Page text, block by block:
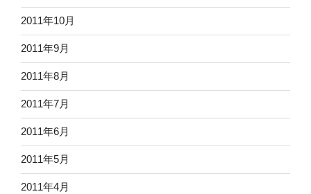
2011年10月
2011年9月
2011年8月
2011年7月
2011年6月
2011年5月
2011年4月